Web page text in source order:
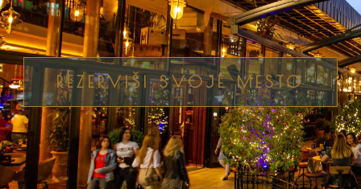
REZERVIŠI SVOJE MESTO